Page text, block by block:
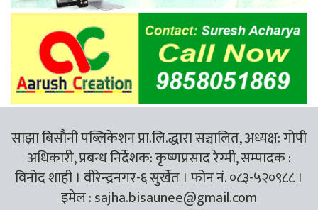
साझा बिसौनी पब्लिकेशन प्रा.लि.द्धारा सञ्चालित, अध्यक्ष: गोपी
अधिकारी, प्रबन्ध निर्देशक: कृष्णप्रसाद रेग्मी, सम्पादक :
विनोद शाही । वीरेन्द्रनगर-६ सुर्खेत । फोन नं. ०८३-५२०९८८ ।
इमेल :sajha.bisaunee@gmail.com